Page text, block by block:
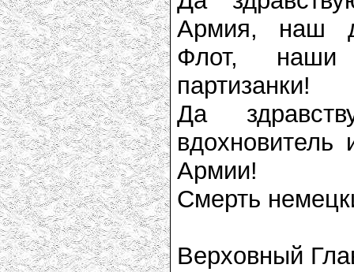
Армия, наш
Флот, наши
партизанки!
Да
вдохновитель
Армии!
Смерть
Верховный